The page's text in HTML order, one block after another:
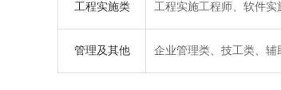
工程实施类 工程实施工程师、软件实
管理及其他 企业管理类、技工类、辅